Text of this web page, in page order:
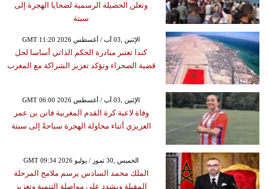
وتعلن الحصيلة الرسمية لضحايا الهجرة إلى
سبتة
GMT 11:20 2026 الإثنين ,03 آب / أغسطس
كندا تعتبر مبادرة الحكم الذاتي أساسا لحل
قضية الصحراء وتؤكد تعزيز الشراكة مع المغرب
GMT 06:00 2026 الإثنين ,03 آب / أغسطس
وفاة لاعبة كرة القدم المغربية فاتن بن عمر
العزيزي أثناء محاولة الهجرة سباحةً إلى سبتة
GMT 09:34 2026 الخميس ,30 تموز / يوليو
الملك محمد السادس يرسم ملامح المرحلة
المقبلة ويشدد على مواصلة التنمية وتعزيز